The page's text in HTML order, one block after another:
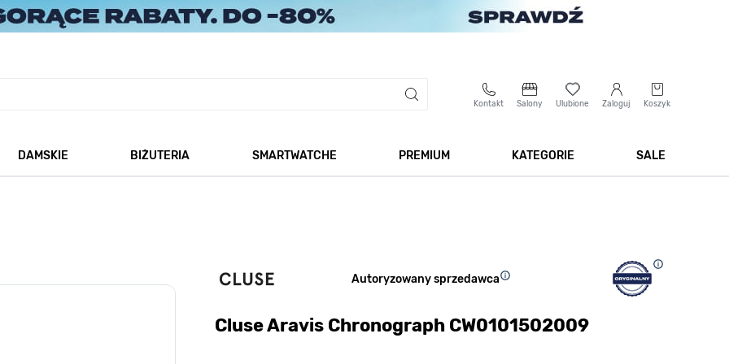
Kontakt Salony Ulubione Zaloguj Koszyk
DAMSKIE
BIŻUTERIA
SMARTWATCHE
PREMIUM
KATEGORIE
SALE
Autoryzowany sprzedawca
Cluse Aravis Chronograph CW0101502009